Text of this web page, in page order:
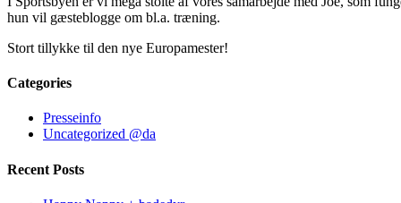
hun vil gæsteblogge om bl.a. træning.
Stort tillykke til den nye Europamester!
Categories
Presseinfo
Uncategorized @da
Recent Posts